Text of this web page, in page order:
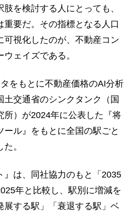
肢を検討する人にとっても、
重要だ。その指標となる人口
可視化したのが、不動産コン
ェイズである。
をもとに不動産価格のAI分析
土交通省のシンクタンク（国
所）が2024年に公表した『将
ール』をもとに全国の駅ごと
。
は、同社協力のもと「2035
年と比較し、駅別に増減を
展する駅」「衰退する駅」ベ